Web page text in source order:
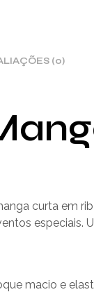
(0)
curta em
especiais.
macio e